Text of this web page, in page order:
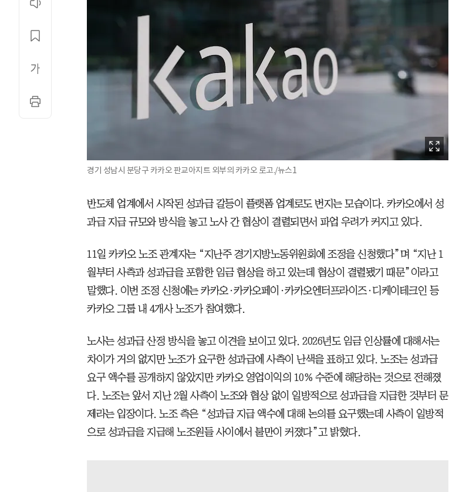
경기 성남시 분당구 카카오 판교아지트 외부의 카카오 로고./뉴스1
반도체 업계에서 시작된 성과급 갈등이 플랫폼 업계로도 번지는 모습이다. 카카오에서 성
과급 지급 규모와 방식을 놓고 노사 간 협상이 결렬되면서 파업 우려가 커지고 있다.
11일 카카오 노조 관계자는 “지난주 경기지방노동위원회에 조정을 신청했다”며 “지난 1
월부터 사측과 성과급을 포함한 임금 협상을 하고 있는데 협상이 결렬됐기 때문”이라고
말했다. 이번 조정 신청에는 카카오·카카오페이·카카오엔터프라이즈·디케이테크인 등
카카오 그룹 내 4개사 노조가 참여했다.
노사는 성과급 산정 방식을 놓고 이견을 보이고 있다. 2026년도 임금 인상률에 대해서는
차이가 거의 없지만 노조가 요구한 성과급에 사측이 난색을 표하고 있다. 노조는 성과급
요구 액수를 공개하지 않았지만 카카오 영업이익의 10% 수준에 해당하는 것으로 전해졌
다. 노조는 앞서 지난 2월 사측이 노조와 협상 없이 일방적으로 성과급을 지급한 것부터 문
제라는 입장이다. 노조 측은 “성과급 지급 액수에 대해 논의를 요구했는데 사측이 일방적
으로 성과급을 지급해 노조원들 사이에서 불만이 커졌다”고 밝혔다.